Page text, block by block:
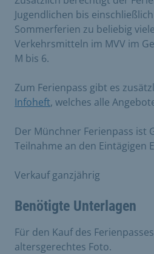
Jugendlichen bis
Sommerferien zu beliebig
Verkehrsmitteln im MVV im
M bis 6.
Zum Ferienpass gibt es
Infoheft, welches alle
Der Münchner Ferienpass ist
Teilnahme an den Eintägigen
Verkauf ganzjährig
Benötigte Unterlagen
Für den Kauf des
altersgerechtes Foto.